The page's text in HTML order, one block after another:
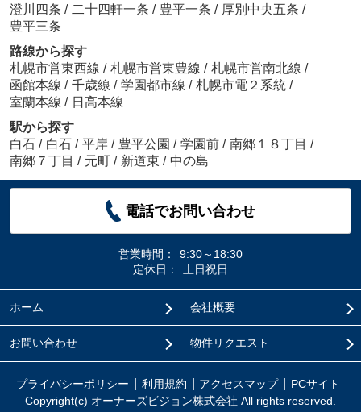
澄川四条 / 二十四軒一条 / 豊平一条 / 厚別中央五条 /
豊平三条
路線から探す
札幌市営東西線 / 札幌市営東豊線 / 札幌市営南北線 /
函館本線 / 千歳線 / 学園都市線 / 札幌市電２系統 /
室蘭本線 / 日高本線
駅から探す
白石 / 白石 / 平岸 / 豊平公園 / 学園前 / 南郷１８丁目 /
南郷７丁目 / 元町 / 新道東 / 中の島
電話でお問い合わせ
営業時間：
9:30～18:30
定休日：
土日祝日
ホーム 会社概要
お問い合わせ 物件リクエスト
プライバシーポリシー 利用規約 アクセスマップ
PCサイト
Copyright(c) オーナーズビジョン株式会社 All rights reserved.